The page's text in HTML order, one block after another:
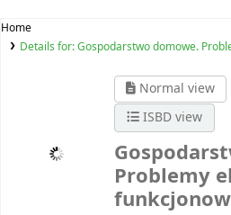
Home
Details for:Gospodarstwo domowe.
Normal view
ISBD view
Problemy